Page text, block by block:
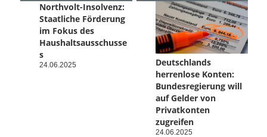
Northvolt-Insolvenz:
Staatliche Förderung
im Fokus des
Haushaltsausschusse
s
24.06.2025
Deutschlands
herrenlose Konten:
Bundesregierung will
auf Gelder von
Privatkonten
zugreifen
24.06.2025